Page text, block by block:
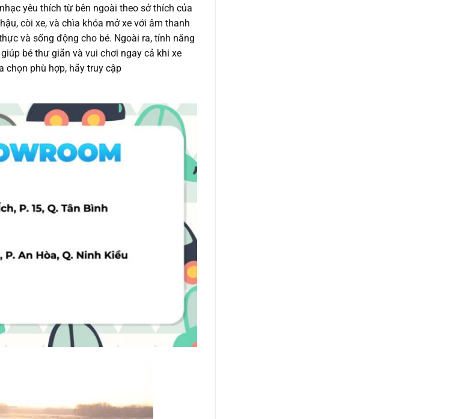
yêu thích từ bên ngoài theo sở thích của
còi xe, và chìa khóa mở xe với âm thanh
và sống động cho bé. Ngoài ra, tính năng
bé thư giãn và vui chơi ngay cả khi xe
chọn phù hợp, hãy truy cập